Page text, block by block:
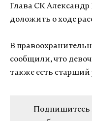
Глава СК
доложить о ходе
В
сообщили, что
также есть старший
Подпишитесь